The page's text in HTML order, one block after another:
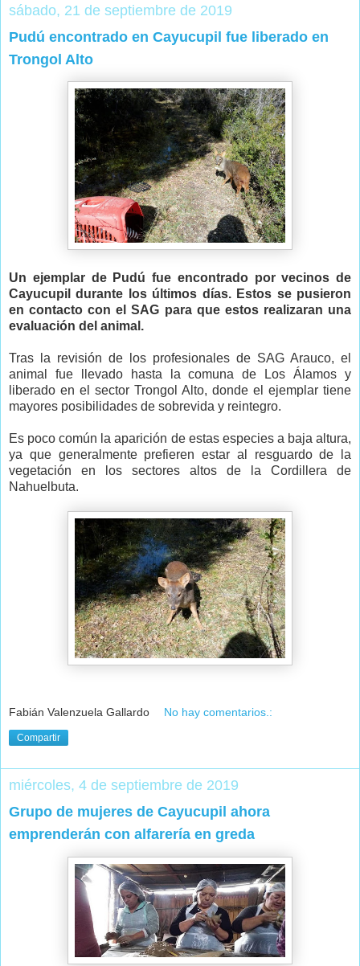
sábado, 21 de septiembre de 2019
Pudú encontrado en Cayucupil fue liberado en
Trongol Alto
Un ejemplar de Pudú fue encontrado por vecinos de
Cayucupil durante los últimos días. Estos se pusieron
en contacto con el SAG para que estos realizaran una
evaluación del animal.
Tras la revisión de los profesionales de SAG Arauco, el
animal fue llevado hasta la comuna de Los Álamos y
liberado en el sector Trongol Alto, donde el ejemplar tiene
mayores posibilidades de sobrevida y reintegro.
Es poco común la aparición de estas especies a baja altura,
ya que generalmente prefieren estar al resguardo de la
vegetación en los sectores altos de la Cordillera de
Nahuelbuta.
Fabián Valenzuela Gallardo No hay comentarios.:
Compartir
miércoles, 4 de septiembre de 2019
Grupo de mujeres de Cayucupil ahora
emprenderán con alfarería en greda